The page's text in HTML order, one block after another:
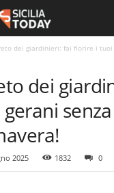
dei giardinieri: fai fiorire i tuoi
dei
2025 1832 0